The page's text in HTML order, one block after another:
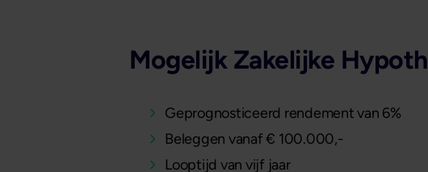
Mogelijk Zakelijke
Geprognosticeerd rendement van 6%
Beleggen vanaf € 100.000,-
Looptijd van vijf jaar